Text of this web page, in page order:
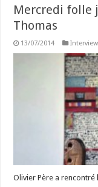
Mercredi folle
Thomas
13/07/2014
Olivier Père a rencontré